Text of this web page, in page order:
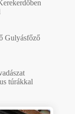
Gulyásfőző
túrákkal